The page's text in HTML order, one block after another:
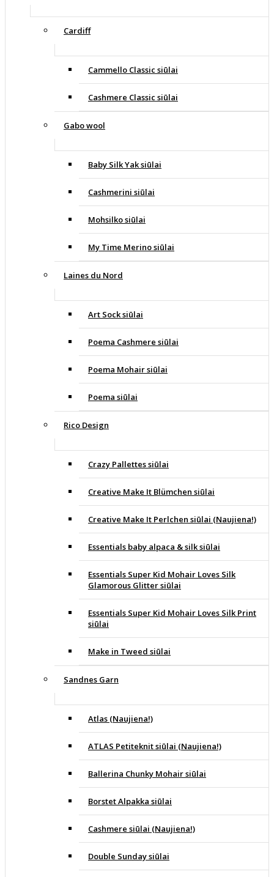
Cardiff
Cammello Classic siūlai
Cashmere Classic siūlai
Gabo wool
Baby Silk Yak siūlai
Cashmerini siūlai
Mohsilko siūlai
My Time Merino siūlai
Laines du Nord
Art Sock siūlai
Poema Cashmere siūlai
Poema Mohair siūlai
Poema siūlai
Rico Design
Crazy Pallettes siūlai
Creative Make It Blümchen siūlai
Creative Make It Perlchen siūlai (Naujiena!)
Essentials baby alpaca & silk siūlai
Essentials Super Kid Mohair Loves Silk
Glamorous Glitter siūlai
Essentials Super Kid Mohair Loves Silk Print
siūlai
Make in Tweed siūlai
Sandnes Garn
Atlas (Naujiena!)
ATLAS Petiteknit siūlai (Naujiena!)
Ballerina Chunky Mohair siūlai
Borstet Alpakka siūlai
Cashmere siūlai (Naujiena!)
Double Sunday siūlai